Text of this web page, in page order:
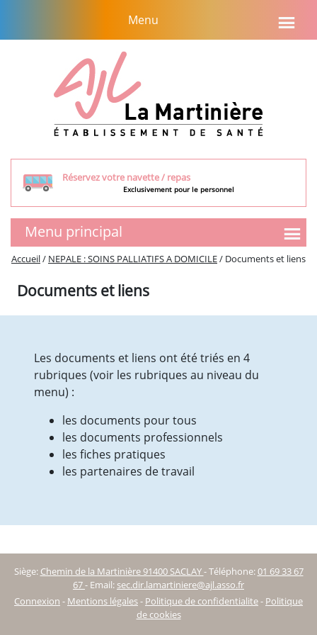
contenu
Menu
Réservez votre navette / repas
Exclusivement pour le personnel
Menu principal
SMR
Tarifs et aides financières
Prestations
Droits et obligations
Les Comités
EHPAD
Présentation de l’équipe
Tarifs et aides financières
Vie quotidienne
Visite
Le PASA
Les Comités
Accueil/ NEPALE : SOINS PALLIATIFS A DOMICILE/ Documents et liens
Documents et liens
Les documents et liens ont été triés en 4
rubriques (voir les rubriques au niveau du
menu) :
les documents pour tous
les documents professionnels
les fiches pratiques
les partenaires de travail
Siège: Chemin de la Martinière 91400 SACLAY-Téléphone:01 69 33 67
67- Email: sec.dir.lamartiniere@ajl.asso.fr
Connexion - Mentions légales- Politique de confidentialite- Politique
de cookies